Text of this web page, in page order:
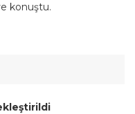
konuştu.